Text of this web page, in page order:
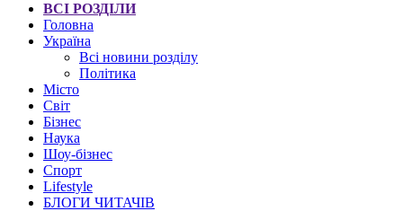
ВСІ РОЗДІЛИ
Головна
Україна
Всі новини розділу
Політика
Місто
Світ
Бізнес
Наука
Шоу-бізнес
Спорт
Lifestyle
БЛОГИ ЧИТАЧІВ